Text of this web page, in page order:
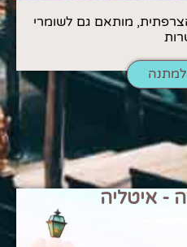
הצרפתית, מותאם גם לשומרי
- איטליה